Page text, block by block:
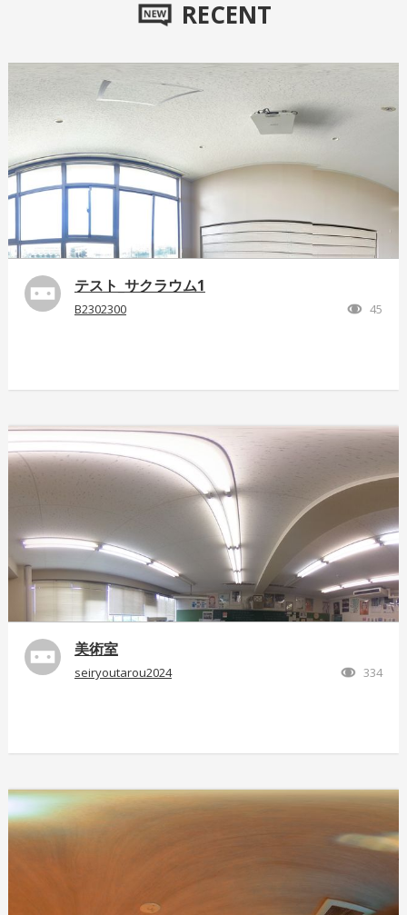
RECENT
テスト_サクラウム1
B2302300 45
美術室
seiryoutarou2024 334